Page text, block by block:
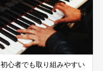
初心者でも取り組みやすい